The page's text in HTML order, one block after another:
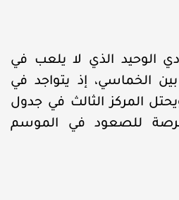
الوحيد الذي لا يلعب في
الخماسي، إذ يتواجد في
المركز الثالث في جدول
فرصة للصعود في الموسم